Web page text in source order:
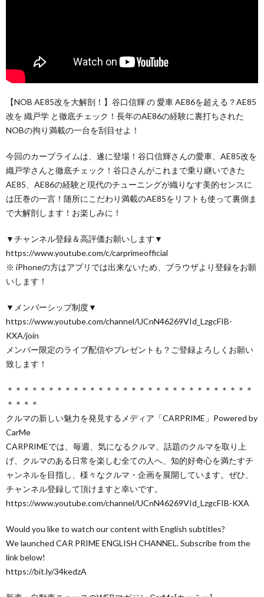
【NOB AE85改を大解剖！】谷口信輝 の 愛車 AE86を超える？AE85
改を 織戸学 と徹底チェック！長年のAE86の経験に裏打ちされた
NOBの拘り満載の一台を刮目せよ！
今回のカープライムは、遂に登場！谷口信輝さんの愛車、AE85改を
織戸学さんと徹底チェック！谷口さんがこれまで乗り継いできた
AE85、AE86の経験と現代のチューニングが織りなす美的センスに
は圧巻の一言！随所にこだわり満載のAE85をリフトも使って裏側ま
で大解剖します！お楽しみに！
▼チャンネル登録＆高評価お願いします▼
https://www.youtube.com/c/carprimeofficial
※ iPhoneの方はアプリでは出来ないため、ブラウザより登録をお願
いします！
▼メンバーシップ制度▼
https://www.youtube.com/channel/UCnN46269VId_LzgcFIB-
KXA/join
メンバー限定のライブ配信やプレゼントも？ご登録よろしくお願い
致します！
＊＊＊＊＊＊＊＊＊＊＊＊＊＊＊＊＊＊＊＊＊＊＊＊＊＊＊＊＊＊
＊＊＊＊
クルマの新しい魅力を発見するメディア「CARPRIME」Powered by
CarMe
CARPRIMEでは、毎週、気になるクルマ、話題のクルマを取り上
げ、クルマのある日常を楽しむ全ての人へ、知的好奇心を満たすチ
ャンネルを目指し、様々なクルマ・企画を展開しています。ぜひ、
チャンネル登録して頂けますと幸いです。
https://www.youtube.com/channel/UCnN46269VId_LzgcFIB-KXA
Would you like to watch our content with English subtitles?
We launched CAR PRIME ENGLISH CHANNEL. Subscribe from the
link below!
https://bit.ly/34kedzA